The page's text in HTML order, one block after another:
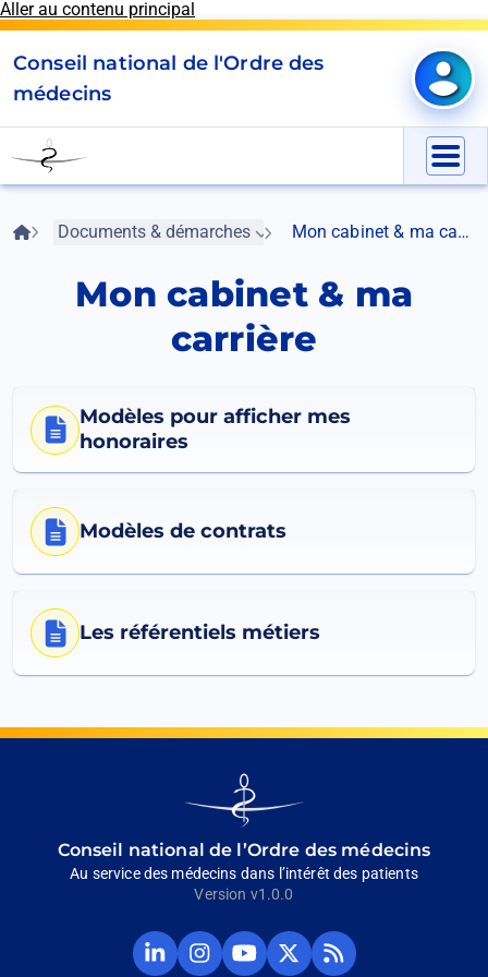
Aller au contenu principal
Menu
to
homepage
Conseil national de l'Ordre des
médecins
Mon
FilAccueilDocuments & démarches Mon cabinet & ma carrière
Mon cabinet & ma
carrière
Modèles pour afficher mes
honoraires
Modèles de contrats
Les référentiels métiers
Go
to
homepage
Conseil national de l’Ordre des médecins
Au service des médecins dans l’intérêt des patients
Version v1.0.0
Compte
Linkedin
Compte
Instagram
Chaine
Youtube
Compte
Twitter
Fil
RSS
Panneau de gestion des cookies